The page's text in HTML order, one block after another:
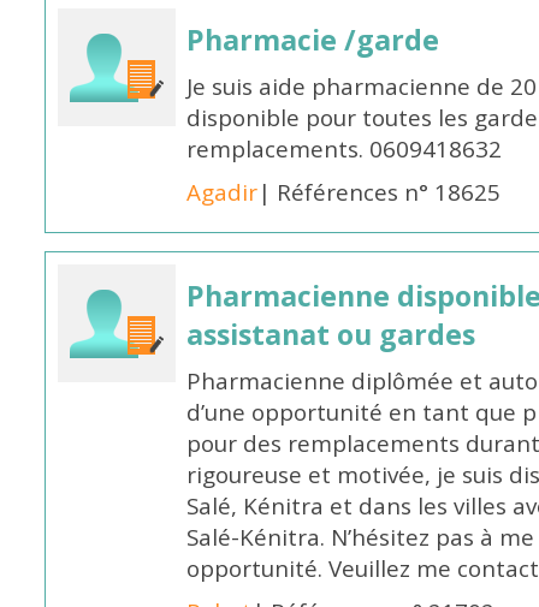
Pharmacie /garde
Je suis aide pharmacienne de
disponible pour toutes les
remplacements. 0609418632
Agadir| Références n° 18625
Pharmacienne
assistanat ou gardes
Pharmacienne diplômée et
d’une opportunité en tant que
pour des remplacements
rigoureuse et motivée, je suis
Salé, Kénitra et dans les villes
Salé-Kénitra. N’hésitez pas à
opportunité. Veuillez me